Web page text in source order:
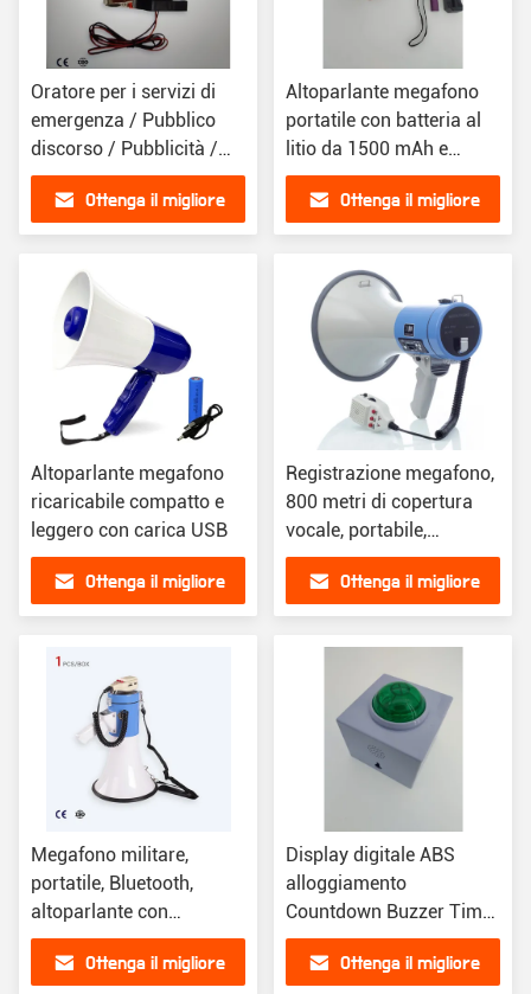
Oratore per i servizi di
emergenza / Pubblico
discorso / Pubblicità /
Controllo del traffico
Ottenga il migliore
Altoparlante megafono
portatile con batteria al
litio da 1500 mAh e
connettività wireless
Ottenga il migliore
Altoparlante megafono
ricaricabile compatto e
leggero con carica USB
Ottenga il migliore
Registrazione megafono,
800 metri di copertura
vocale, portabile,
campanello wireless
Ottenga il migliore
Megafono militare,
portatile, Bluetooth,
altoparlante con
microfono senza fili
Ottenga il migliore
Display digitale ABS
alloggiamento
Countdown Buzzer Timer
effetto suono Buzzer
Ottenga il migliore